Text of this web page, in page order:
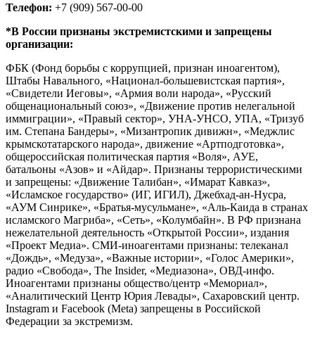
Телефон: +7 (909) 567-00-00
*В России признаны экстремистскими и запрещены
организации:
ФБК (Фонд борьбы с коррупцией, признан иноагентом),
Штабы Навального, «Национал-большевистская партия»,
«Свидетели Иеговы», «Армия воли народа», «Русский
общенациональный союз», «Движение против нелегальной
иммиграции», «Правый сектор», УНА-УНСО, УПА, «Тризуб
им. Степана Бандеры», «Мизантропик дивижн», «Меджлис
крымскотатарского народа», движение «Артподготовка»,
общероссийская политическая партия «Воля», АУЕ,
батальоны «Азов» и «Айдар». Признаны террористическими
и запрещены: «Движение Талибан», «Имарат Кавказ»,
«Исламское государство» (ИГ, ИГИЛ), Джебхад-ан-Нусра,
«АУМ Синрике», «Братья-мусульмане», «Аль-Каида в странах
исламского Магриба», «Сеть», «Колумбайн». В РФ признана
нежелательной деятельность «Открытой России», издания
«Проект Медиа». СМИ-иноагентами признаны: телеканал
«Дождь», «Медуза», «Важные истории», «Голос Америки»,
радио «Свобода», The Insider, «Медиазона», ОВД-инфо.
Иноагентами признаны общество/центр «Мемориал»,
«Аналитический Центр Юрия Левады», Сахаровский центр.
Instagram и Facebook (Metа) запрещены в Российской
Федерации за экстремизм.